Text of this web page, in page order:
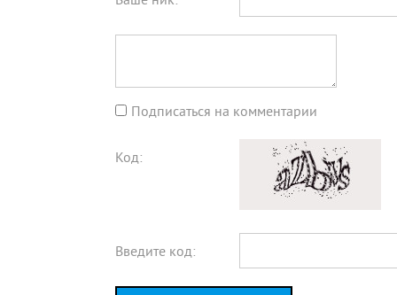
Подписаться на комментарии
Код:
Введите код: